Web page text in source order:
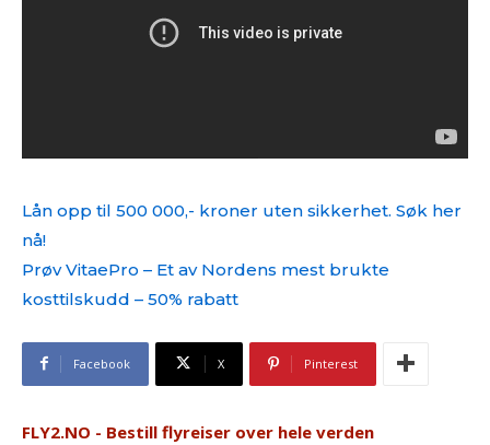
Lån opp til 500 000,- kroner uten sikkerhet. Søk her
nå!
Prøv VitaePro – Et av Nordens mest brukte
kosttilskudd – 50% rabatt
Facebook X Pinterest
FLY2.NO - Bestill flyreiser over hele verden